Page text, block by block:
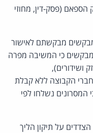
הספאם (פסק-דין, מחוזי
מבקשתם לאישור
כי המשיבה מפרה
(בזק ושידורים),
לחברי הקבוצה ללא קבלת
נשלחו לפי
על תיקון הליך